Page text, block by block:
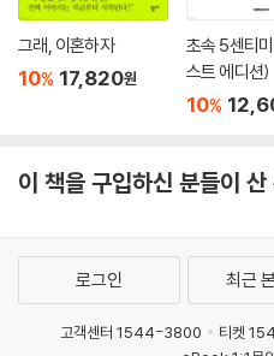
그의 어투와 광기는 톱니바퀴처럼 살
금 또 다른 세상으로 팽창할 수 있는
y》라는 신작 집필에 전념하고 있는
영화《파이트 클럽》을 통해 절친한
그래, 이혼하자
10% 17,820원
초속 5센티
스트 에디션)
10%
이 책을 구입하신 분들이 산
로그인 최근
고객센터 1544-3800 티켓